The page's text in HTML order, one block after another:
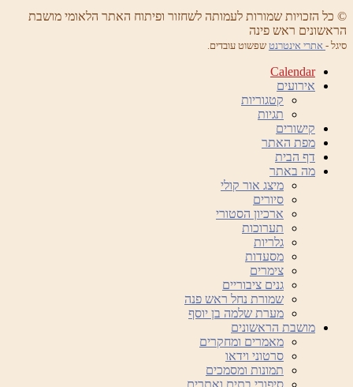
© כל הזכויות שמורות לעמותה לשחזור ופיתוח האתר הלאומי מושבת
הראשונים ראש פינה
סיגל - אתרי אינטרנט שפשוט עובדים.
Calendar
אירועים
קטגוריות
תגיות
קישורים
מפת האתר
דף הבית
מה באתר
מיצג אור קולי
סיורים
ארכיון הסטורי
תערוכות
גלריות
מסעדות
צימרים
גנים ציבוריים
שמורת נחל ראש פנה
מערת שלמה בן יוסף
מושבת הראשונים
מאמרים ומחקרים
סרטוני וידאו
תמונות ומסמכים
סיפורי בתים ואתרים